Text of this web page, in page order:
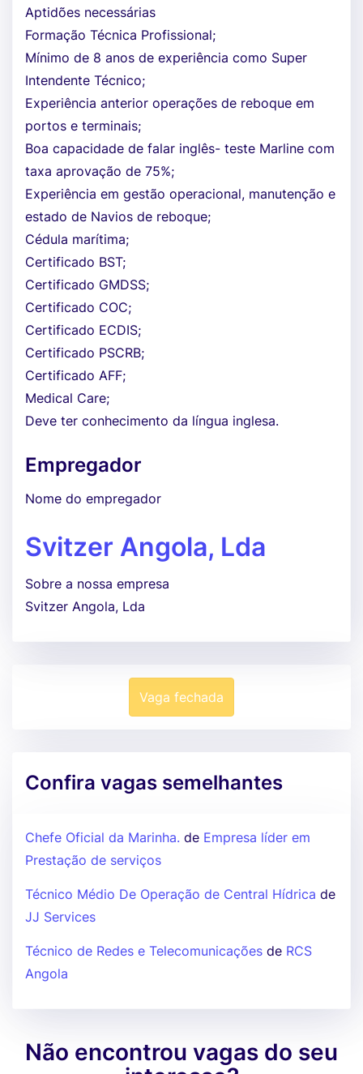
Aptidões necessárias
Formação Técnica Profissional;
Mínimo de 8 anos de experiência como Super
Intendente Técnico;
Experiência anterior operações de reboque em
portos e terminais;
Boa capacidade de falar inglês- teste Marline com
taxa aprovação de 75%;
Experiência em gestão operacional, manutenção e
estado de Navios de reboque;
Cédula marítima;
Certificado BST;
Certificado GMDSS;
Certificado COC;
Certificado ECDIS;
Certificado PSCRB;
Certificado AFF;
Medical Care;
Deve ter conhecimento da língua inglesa.
Empregador
Nome do empregador
Svitzer Angola, Lda
Sobre a nossa empresa
Svitzer Angola, Lda
Vaga fechada
Confira vagas semelhantes
Chefe Oficial da Marinha. de Empresa líder em
Prestação de serviços
Técnico Médio De Operação de Central Hídrica de
JJ Services
Técnico de Redes e Telecomunicações de RCS
Angola
Não encontrou vagas do seu